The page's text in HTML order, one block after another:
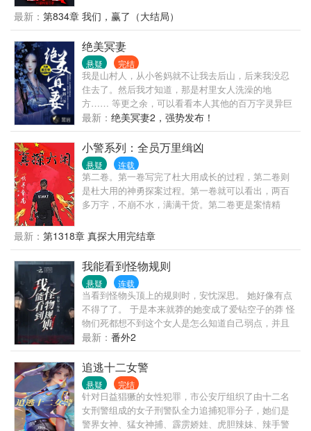
业，教育学生鬼。 …… 当恐怖禁墟降临，一尊尊阴神
屹立，世界陷入无边的黑暗 身化大妖的江辰，背负血
色苍穹走出，镇压一切！
最新： 第834章 我们，赢了（大结局）
绝美冥妻
悬疑 完结
我是山村人，从小爸妈就不让我去后山，后来我没忍
住去了。然后我才知道，那是村里女人洗澡的地
方…… 等更之余，可以看看本人其他的百万字灵异巨
著：《漂流教室》《奉邪之命》
最新： 绝美冥妻2，强势发布！
小警系列：全员万里缉凶
悬疑 连载
第二卷。第一卷写完了杜大用成长的过程，第二卷则
是杜大用的神勇探案过程。第一卷就可以看出，两百
多万字，不崩不水，满满干货。第二卷更是案情精
最新： 第1318章 真探大用完结章
我能看到怪物规则
悬疑 连载
当看到怪物头顶上的规则时，安忱深思。 她好像有点
不得了了。 于是本来就莽的她变成了爱钻空子的莽 怪
物们死都想不到这个女人是怎么知道自己弱点，并且
无伤通关的。 ———— 在怪物纵横的规则领域里，安
忱不懂怎么通过规则找到规则领域的生成点，她只知
道这些怪物肯定知道些什么。 于是，在怪物们都享受
人类对自己的恐惧时，看见了一名挥着大刀的女孩站
在自己面前。 “知道些什么，都吐出来。” 怪物：“……”
你好像很狂啊。 正要给她一个教训时，安忱甚至都没
有动刀就让它差点死掉。 “再不说我弄死你。”
最新： 番外2
追逃十二女警
悬疑 完结
针对日益猖獗的女性犯罪，市公安厅组织了由十二名
女刑警组成的女子刑警队全力追捕犯罪分子，她们是
警界女神、猛女神捕、霹雳娇娃、虎胆辣妹、辣手警